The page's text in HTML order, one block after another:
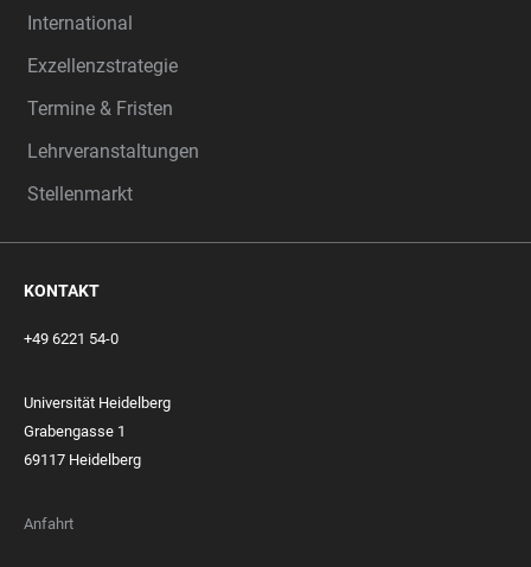
International
Exzellenzstrategie
Termine & Fristen
Lehrveranstaltungen
Stellenmarkt
KONTAKT
+49 6221 54-0
Universität Heidelberg
Grabengasse 1
69117 Heidelberg
Anfahrt